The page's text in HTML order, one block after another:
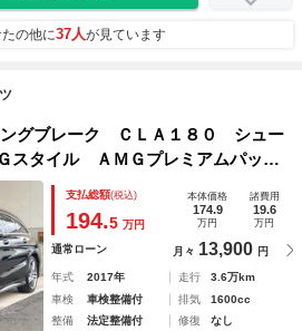
の他に37人が見ています
ングブレーク ＣＬＡ１８０ シュー
スタイル ＡＭＧプレミアムパッケ
ッケージ パノラミックスライデ
ＣａｒＰｌａｙ 禁煙車 純正ナ
シート 前席シートヒーター 電動
支払総額(税込)
194.5 万円
本体価格
174.9
万円
諸費用
19.6
万円
通常ローン 月々 13,900 円
年式 2017年 走行
3.6万km
車検
車検整備付 排気
1600cc
整備
法定整備付 修復
なし